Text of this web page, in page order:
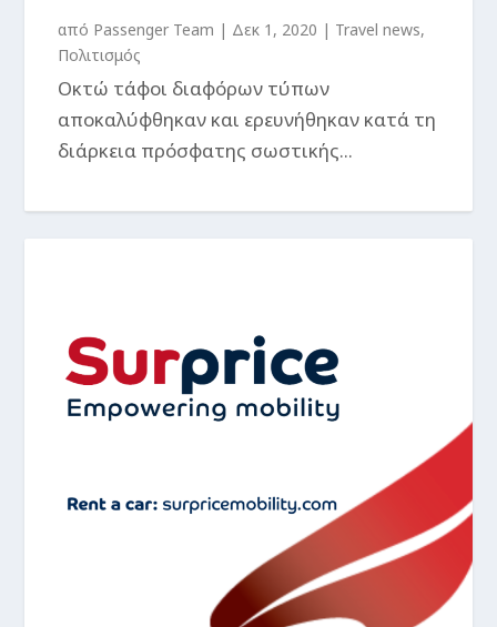
από Passenger Team | Δεκ 1, 2020 | Travel news,
Πολιτισμός
Οκτώ τάφοι διαφόρων τύπων
αποκαλύφθηκαν και ερευνήθηκαν κατά τη
διάρκεια πρόσφατης σωστικής...